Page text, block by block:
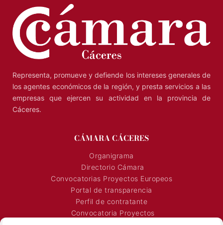
Representa, promueve y defiende los intereses generales de
los agentes económicos de la región, y presta servicios a las
empresas que ejercen su actividad en la provincia de
Cáceres.
CÁMARA CÁCERES
Organigrama
Directorio Cámara
Convocatorias Proyectos Europeos
Portal de transparencia
Perfil de contratante
Convocatoria Proyectos